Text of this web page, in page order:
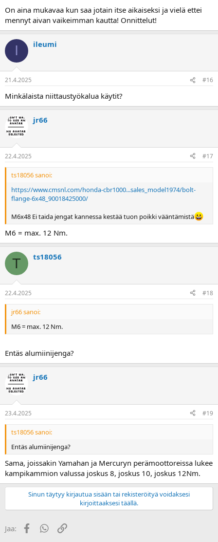
On aina mukavaa kun saa jotain itse aikaiseksi ja vielä ettei
mennyt aivan vaikeimman kautta! Onnittelut!
I ileumi
21.4.2025 #16
Minkälaista niittaustyökalua käytit?
jr66
22.4.2025 #17
ts18056 sanoi:
https://www.cmsnl.com/honda-cbr1000...sales_model1974/bolt-
flange-6x48_90018425000/
M6x48 Ei taida jengat kannessa kestää tuon poikki vääntämistä
M6 = max. 12 Nm.
T ts18056
22.4.2025 #18
jr66 sanoi:
M6 = max. 12 Nm.
Entäs alumiinijenga?
jr66
23.4.2025 #19
ts18056 sanoi:
Entäs alumiinijenga?
Sama, joissakin Yamahan ja Mercuryn perämoottoreissa lukee
kampikammion valussa joskus 8, joskus 10, joskus 12Nm.
Sinun täytyy kirjautua sisään tai rekisteröityä voidaksesi
kirjoittaaksesi täällä.
Jaa: FacebookWhatsApp
Linkki